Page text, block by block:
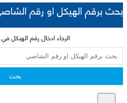
بحث برقم الهيكل او رقم
الرجاء ادخال رقم الهيكل
بحث